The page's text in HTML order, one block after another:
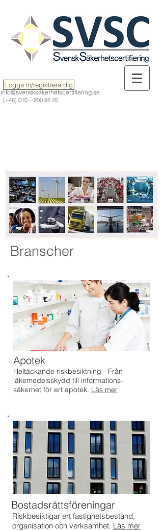
(+46) 010 – 200 82 25
info@svensksakerhetscertifiering.se
Logga in/registrera dig
Apotek
Heltäckande riskbesiktning - Från
läkemedelsskydd till informations-
säkerhet för ert apotek. Läs mer
Bostadsrättsföreningar
Riskbesiktigar ert fastighetsbestånd,
organisation och verksamhet. Läs mer
Branscher